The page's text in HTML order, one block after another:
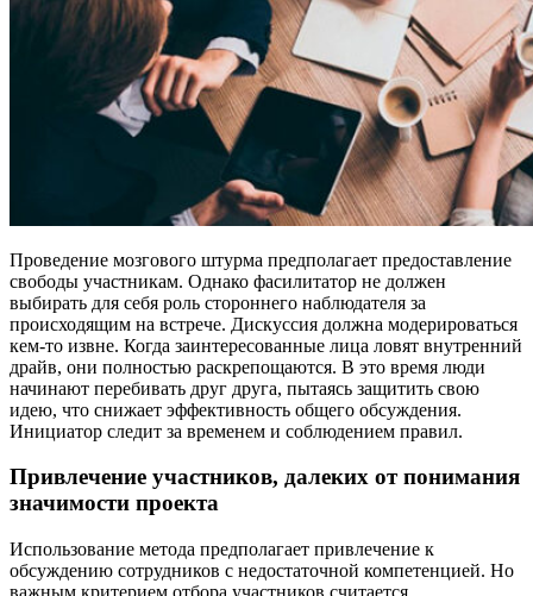
Проведение мозгового штурма предполагает предоставление
свободы участникам. Однако фасилитатор не должен
выбирать для себя роль стороннего наблюдателя за
происходящим на встрече. Дискуссия должна модерироваться
кем-то извне. Когда заинтересованные лица ловят внутренний
драйв, они полностью раскрепощаются. В это время люди
начинают перебивать друг друга, пытаясь защитить свою
идею, что снижает эффективность общего обсуждения.
Инициатор следит за временем и соблюдением правил.
Привлечение участников, далеких от понимания
значимости проекта
Использование метода предполагает привлечение к
обсуждению сотрудников с недостаточной компетенцией. Но